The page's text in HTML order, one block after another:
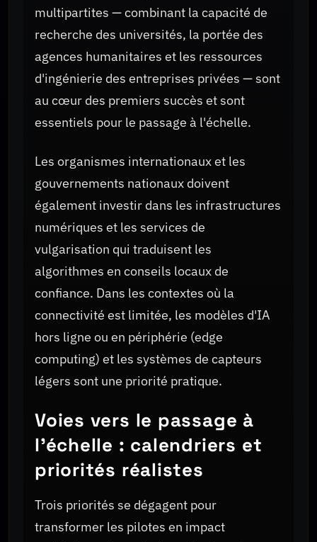
multipartites — combinant la capacité de
recherche des universités, la portée des
agences humanitaires et les ressources
d'ingénierie des entreprises privées — sont
au cœur des premiers succès et sont
essentiels pour le passage à l'échelle.
Les organismes internationaux et les
gouvernements nationaux doivent
également investir dans les infrastructures
numériques et les services de
vulgarisation qui traduisent les
algorithmes en conseils locaux de
confiance. Dans les contextes où la
connectivité est limitée, les modèles d'IA
hors ligne ou en périphérie (edge
computing) et les systèmes de capteurs
légers sont une priorité pratique.
Voies vers le passage à
l'échelle : calendriers et
priorités réalistes
Trois priorités se dégagent pour
transformer les pilotes en impact